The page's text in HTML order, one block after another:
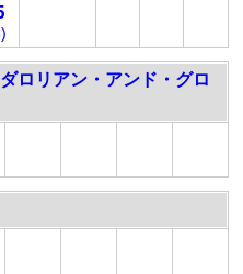
ロリアン・アンド・グロ